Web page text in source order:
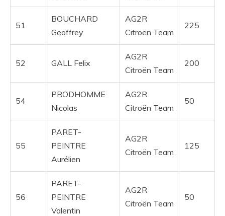
51
BOUCHARD
Geoffrey
AG2R
Citroën Team
225
52 GALL Felix
AG2R
Citroën Team
200
54
PRODHOMME
Nicolas
AG2R
Citroën Team
50
55
PARET-
PEINTRE
Aurélien
AG2R
Citroën Team
125
56
PARET-
PEINTRE
Valentin
AG2R
Citroën Team
50